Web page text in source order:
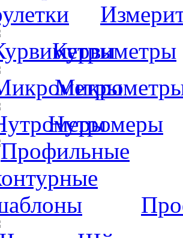
Курвиметры
Нутромеры